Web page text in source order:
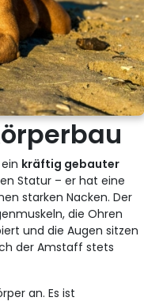
kräftig gebauter
Statur – er hat eine
starken Nacken. Der
die Ohren
und die Augen sitzen
der Amstaff stets
an. Es ist